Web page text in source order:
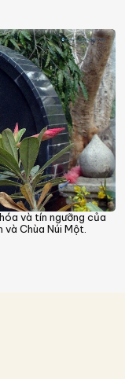
và tín ngưỡng của
Chùa Núi Một.